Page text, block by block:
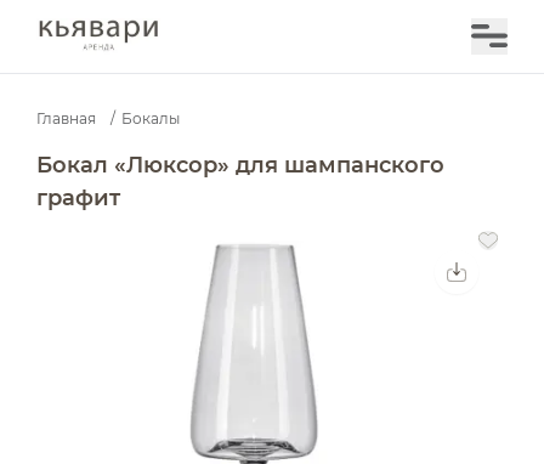
Главная / Бокалы
Бокал «Люксор» для шампанского
графит